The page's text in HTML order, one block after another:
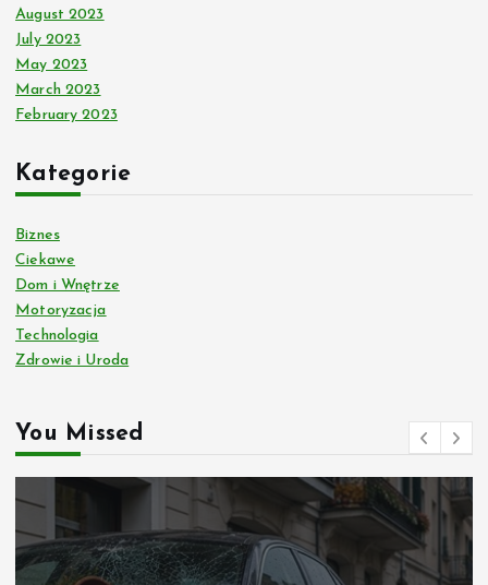
August 2023
July 2023
May 2023
March 2023
February 2023
Kategorie
Biznes
Ciekawe
Dom i Wnętrze
Motoryzacja
Technologia
Zdrowie i Uroda
You Missed